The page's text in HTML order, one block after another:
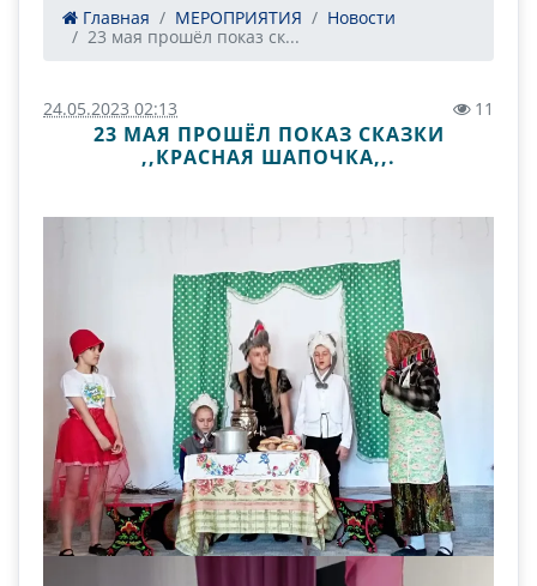
Главная МЕРОПРИЯТИЯ
Новости
23 мая прошёл показ ск...
24.05.2023 02:13 11
23 МАЯ ПРОШЁЛ ПОКАЗ СКАЗКИ
,,КРАСНАЯ ШАПОЧКА,,.